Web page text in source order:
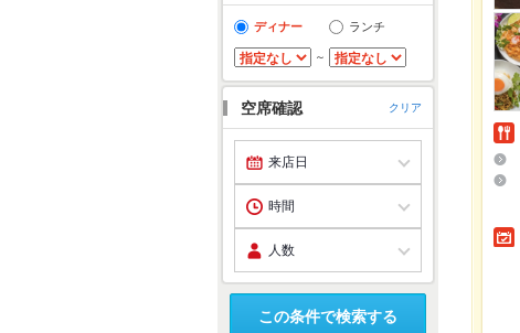
ディナー ランチ
～
空席確認 クリア
この条件で検索する